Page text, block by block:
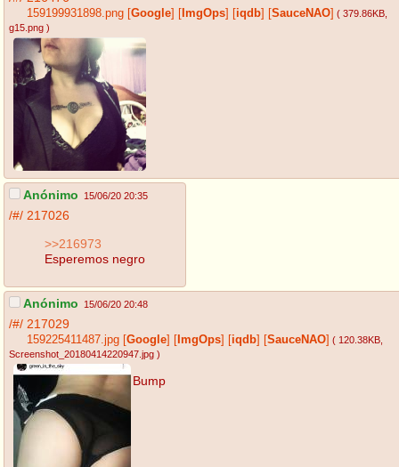
159199931898.png [Google] [ ImgOps] [iqdb] [SauceNAO] ( 379.86KB
g15.png )
Anónimo 15/06/20 20:35
/#/ 217026
>>216973
Esperemos negro
Anónimo 15/06/20 20:48
/#/ 217029
159225411487.jpg [Google] [ ImgOps] [iqdb] [SauceNAO] ( 120.38KB
Screenshot_20180414220947.jpg )
Bump